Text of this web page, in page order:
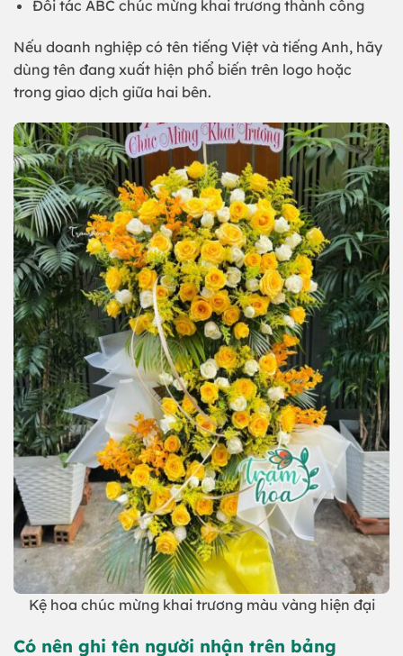
Đối tác ABC chúc mừng khai trương thành công
Nếu doanh nghiệp có tên tiếng Việt và tiếng Anh, hãy
dùng tên đang xuất hiện phổ biến trên logo hoặc
trong giao dịch giữa hai bên.
Kệ hoa chúc mừng khai trương màu vàng hiện đại
Có nên ghi tên người nhận trên bảng